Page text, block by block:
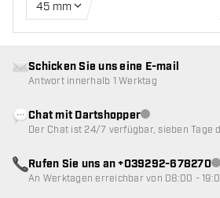
45 mm
Schicken Sie uns eine E-mail
Antwort innerhalb 1 Werktag
Chat mit DartshopperKundenservice
Der Chat ist 24/7 verfügbar, sieben Tage
Rufen Sie uns an +039292-678270
An Werktagen erreichbar von 08:00 -